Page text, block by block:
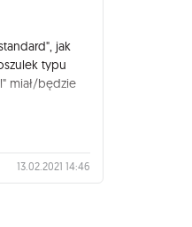
jak
typu
miał/będzie
z mini-
13.02.2021 14:46